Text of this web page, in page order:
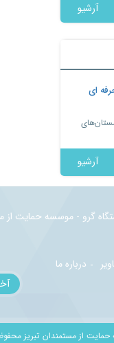
آرشیو
ای
آرشیو
گرو - موسسه حمايت از
درباره ما